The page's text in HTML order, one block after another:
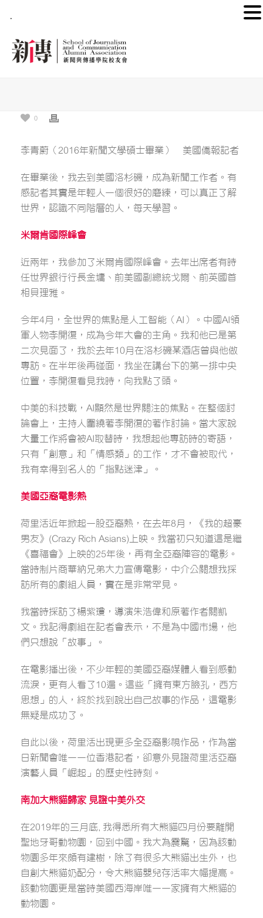
0
李青蔚（2016年新聞文學碩士畢業） 美國僑報記者
在畢業後，我去到美國洛杉磯，成為新聞工作者。有
感記者其實是年輕人一個很好的磨練，可以真正了解
世界，認識不同階層的人，每天學習。
米爾肯國際峰會
近兩年，我參加了米爾肯國際峰會。去年出席者有時
任世界銀行行長金墉、前美國副總統戈爾、前英國首
相貝理雅。
今年4月，全世界的焦點是人工智能（AI）。中國AI領
軍人物李開復，成為今年大會的主角。我和他已是第
二次見面了，我於去年10月在洛杉磯某酒店曾與他做
專訪。在半年後再碰面，我坐在講台下的第一排中央
位置，李開復看見我時，向我點了頭。
中美的科技戰，AI顯然是世界關注的焦點。在整個討
論會上，主持人圍繞著李開復的著作討論。當大家說
大量工作將會被AI取替時，我想起他專訪時的寄語，
只有「創意」和「情感類」的工作，才不會被取代，
我有幸得到名人的「指點迷津」。
美國亞裔電影熱
荷里活近年掀起一股亞裔熱，在去年8月，《我的超豪
男友》(Crazy Rich Asians)上映。我當初只知道這是繼
《喜福會》上映的25年後，再有全亞裔陣容的電影。
當時制片商華納兄弟大力宣傳電影，中介公關想我採
訪所有的劇組人員，實在是非常罕見。
我當時採訪了楊紫瓊，導演朱浩偉和原著作者關凱
文。我記得劇組在記者會表示，不是為中國市場，他
們只想說「故事」。
在電影播出後，不少年輕的美國亞裔媒體人看到感動
流淚，更有人看了10遍。這些「擁有東方臉孔，西方
思想」的人，終於找到說出自己故事的作品，這電影
無疑是成功了。
自此以後，荷里活出現更多全亞裔影視作品，作為當
日新聞會唯一一位香港記者，卻意外見證荷里活亞裔
演藝人員「崛起」的歷史性時刻。
南加大熊貓歸家 見證中美外交
在2019年的三月底, 我得悉所有大熊貓四月份要離開
聖地牙哥動物園，回到中國。我大為震驚，因為該動
物園多年來頗有建樹，除了有很多大熊貓出生外，也
自創大熊貓奶配分，令大熊貓嬰兒存活率大幅提高。
該動物園更是當時美國西海岸唯一一家擁有大熊貓的
動物園。
.